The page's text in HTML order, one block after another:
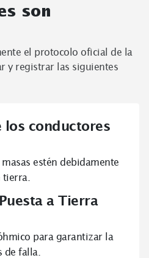
son
el protocolo oficial de la
y registrar las siguientes
los conductores
estén debidamente
a Tierra
para garantizar la
de falla.